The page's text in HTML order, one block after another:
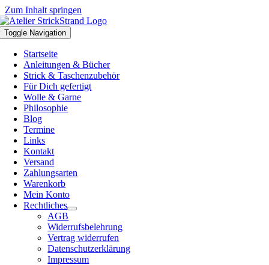
Zum Inhalt springen
Toggle Navigation
Startseite
Anleitungen & Bücher
Strick & Taschenzubehör
Für Dich gefertigt
Wolle & Garne
Philosophie
Blog
Termine
Links
Kontakt
Versand
Zahlungsarten
Warenkorb
Mein Konto
Rechtliches
AGB
Widerrufsbelehrung
Vertrag widerrufen
Datenschutzerklärung
Impressum